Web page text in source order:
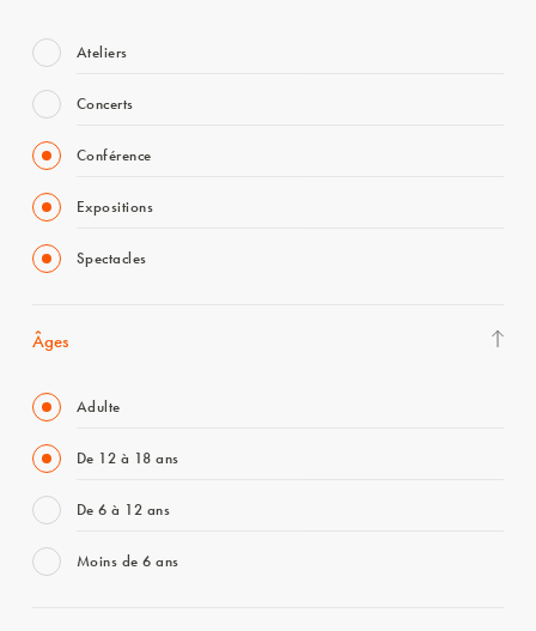
Ateliers
Concerts
Conférence
Expositions
Spectacles
Âges
Adulte
De 12 à 18 ans
De 6 à 12 ans
Moins de 6 ans